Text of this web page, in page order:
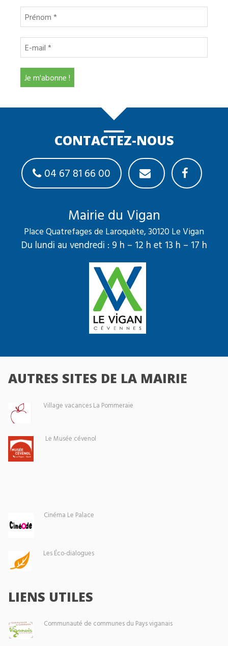
CONTACTEZ-NOUS
04 67 81 66 00
Mairie du Vigan
Place Quatrefages de Laroquète, 30120 Le Vigan
Du lundi au vendredi : 9 h – 12 h et 13 h – 17 h
AUTRES SITES DE LA MAIRIE
Village vacances La Pommeraie
Le Musée cévenol
Cinéma Le Palace
Les Éco-dialogues
LIENS UTILES
Communauté de communes du Pays viganais